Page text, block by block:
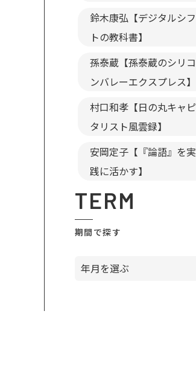
鈴木康弘【デジタルシフ
トの教科書】
孫泰蔵【孫泰蔵のシリコ
ンバレーエクスプレス】
村口和孝【日の丸キャピ
タリスト風雲録】
安岡定子【『論語』を実
践に活かす】
TERM
期間で探す
年月を選ぶ